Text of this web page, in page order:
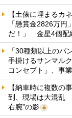
【土俵に埋まるカ
「懸賞金2826万
だ！」 金星4個配
「30種類以上のパ
手掛けるサンマル
コンセプト」、事
【納車時に複数の
到、現場は大混乱
右腕”の影